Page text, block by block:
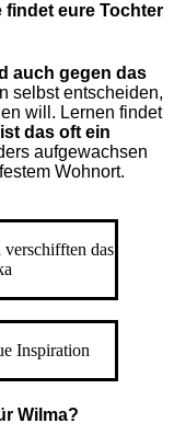
findet eure Tochter
auch gegen das
selbst entscheiden,
will. Lernen findet
das oft ein
aufgewachsen
Wohnort.
das
Inspiration
Wilma?